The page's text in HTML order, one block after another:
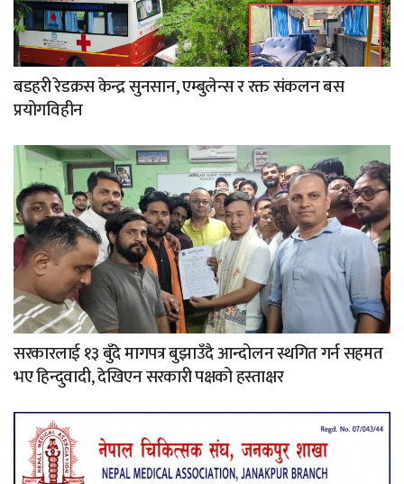
बडहरी रेडक्रस केन्द्र सुनसान, एम्बुलेन्स र रक्त संकलन बस
प्रयोगविहीन
सरकारलाई १३ बुँदे मागपत्र बुझाउँदै आन्दोलन स्थगित गर्न सहमत
भए हिन्दुवादी, देखिएन सरकारी पक्षको हस्ताक्षर